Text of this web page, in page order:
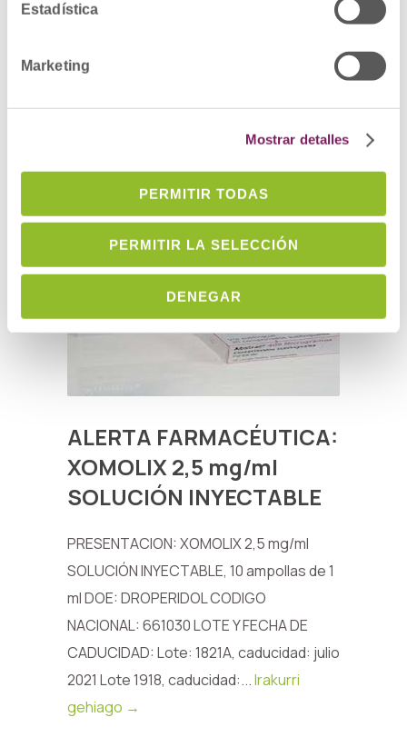
Estadística
Marketing
Mostrar detalles
PERMITIR TODAS
PERMITIR LA SELECCIÓN
DENEGAR
IVABRADINA HIDROCLORURO CODIGO
CADUCIDAD: P001 Caducidad: 31/10/2022
ALERTA FARMACÉUTICA:
XOMOLIX 2,5 mg/ml
SOLUCIÓN INYECTABLE
PRESENTACION: XOMOLIX 2,5 mg/ml
SOLUCIÓN INYECTABLE, 10 ampollas de 1
ml DOE: DROPERIDOL CODIGO
NACIONAL: 661030 LOTE Y FECHA DE
CADUCIDAD: Lote: 1821A, caducidad: julio
2021 Lote 1918, caducidad:...Irakurri
gehiago →